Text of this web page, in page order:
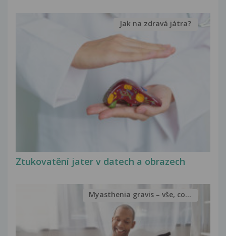
Ztukovatění jater v datech a obrazech
Jak na zdravá játra?
Myasthenia gravis – vše, co...